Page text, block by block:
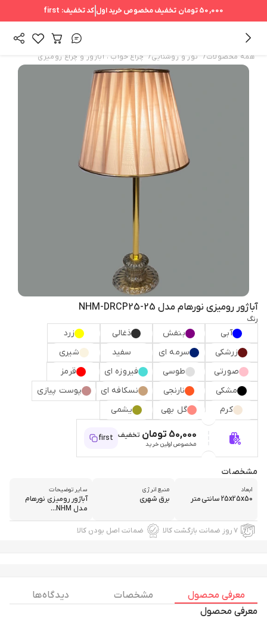
50,000 تومان تخفیف مخصوص خرید اول کد تخفیف: first
همه محصولات/ نور و روشنایی/ چراغ خواب ، آباژور و چراغ رومیزی
آباژور رومیزی نورهام مدل NHM-DRCP25-25
رنگ
آبی بنفش ذغالی
زرد
زرشکی
سرمه ای سفید
شیری
صورتی
طوسی فیروزه ای
قرمز
مشکی
نارنجی نسکافه ای
پوست پیازی
کرم
گل بهی یشمی
50,000 تومان تخفیف
مخصوص اولین خرید
first
مشخصات
ابعاد
25x25x50 سانتی‌متر
منبع انرژی
برق شهری
سایر توضیحات
آباژور رومیزی نورهام
مدل NHM...
۷ روز ضمانت بازگشت کالا ضمانت اصل بودن کالا
معرفی محصول مشخصات
دیدگاه ها
معرفی محصول